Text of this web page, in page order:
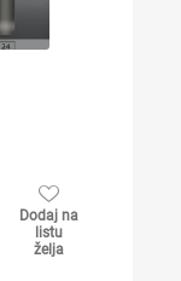
Dodaj na
listu
želja